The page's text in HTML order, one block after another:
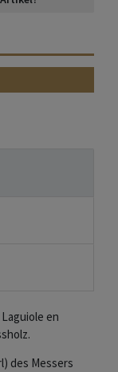
en
des Messers